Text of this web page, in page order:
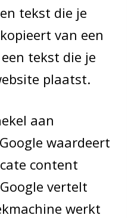
tekst die je
van een
tekst die je
plaatst.
aan
waardeert
content
vertelt
werkt